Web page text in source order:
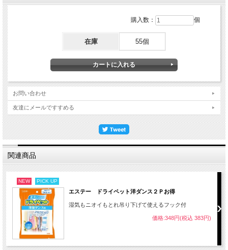
購入数： 個
在庫 55個
お問い合わせ
友達にメールですすめる
関連商品
NEW PICK UP
エステー ドライペット洋ダンス２Ｐお得
湿気もニオイもとれ吊り下げて使えるフック付
価格:348円(税込 383円)